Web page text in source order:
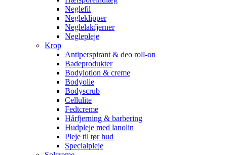
Neglefil
Negleklipper
Neglelakfjerner
Neglepleje
Krop
Antiperspirant & deo roll-on
Badeprodukter
Bodylotion & creme
Bodyolie
Bodyscrub
Cellulite
Fedtcreme
Hårfjerning & barbering
Hudpleje med lanolin
Pleje til tør hud
Specialpleje